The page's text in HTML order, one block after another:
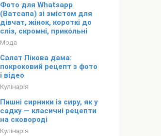
Фото для Whatsapp
(Ватсапа) зі змістом для
дівчат, жінок, короткі до
сліз, скромні, прикольні
Мода
Салат Пікова дама:
покроковий рецепт з фото
і відео
Кулінарія
Пишні сирники із сиру, як у
садку — класичні рецепти
на сковороді
Кулінарія